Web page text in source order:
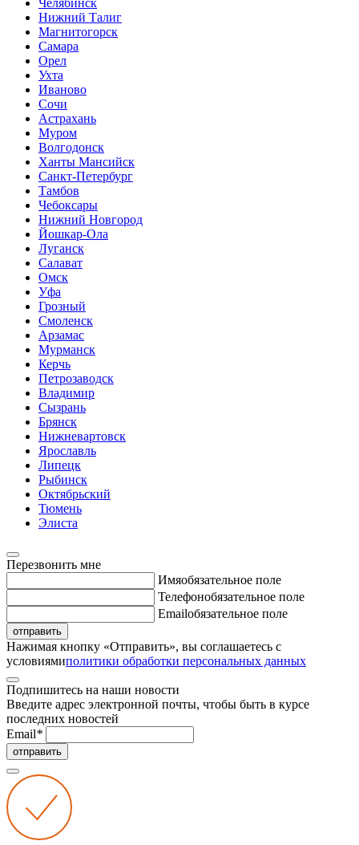
Челябинск
Нижний Талиг
Магнитогорск
Самара
Орел
Ухта
Иваново
Сочи
Астрахань
Муром
Волгодонск
Ханты Мансийск
Санкт-Петербург
Тамбов
Чебоксары
Нижний Новгород
Йошкар-Ола
Луганск
Салават
Омск
Уфа
Грозный
Смоленск
Арзамас
Мурманск
Керчь
Петрозаводск
Владимир
Сызрань
Брянск
Нижневартовск
Ярославль
Липецк
Рыбинск
Октябрьский
Тюмень
Элиста
Перезвонить мне
Имяобязательное поле
Телефонобязательное поле
Emailобязательное поле
отправить
Нажимая кнопку «Отправить», вы соглашаетесь с
условиямиполитики обработки персональных данных
Подпишитесь на наши новости
Введите адрес электронной почты, чтобы быть в курсе
последних новостей
Email*
отправить